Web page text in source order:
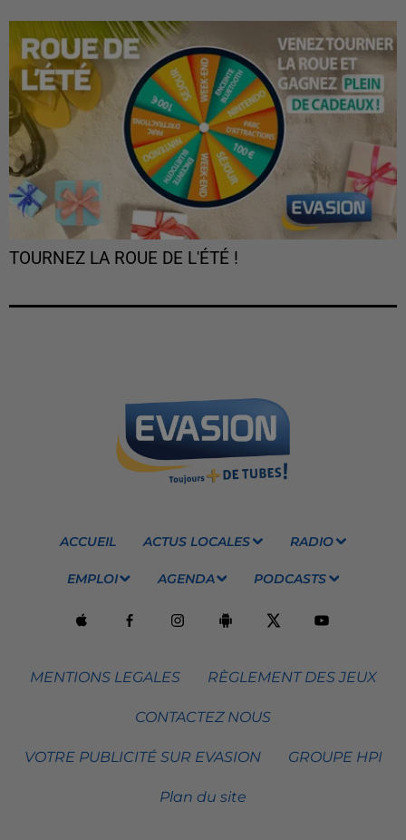
TOURNEZ LA ROUE DE L'ÉTÉ !
ACCUEIL ACTUS LOCALES RADIO
EMPLOI AGENDA PODCASTS
MENTIONS LEGALES RÈGLEMENT DES JEUX
CONTACTEZ NOUS
VOTRE PUBLICITÉ SUR EVASION GROUPE HPI
Plan du site